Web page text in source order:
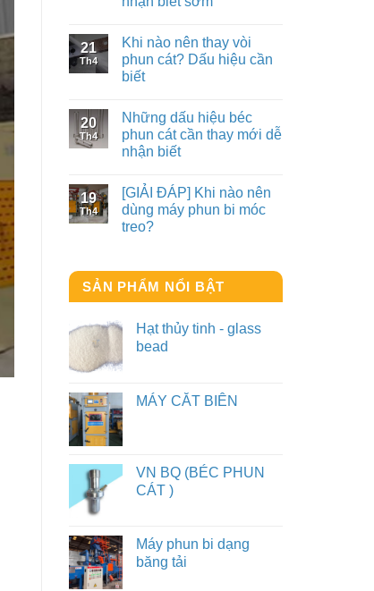
21
Th4
Khi nào nên thay vòi
phun cát? Dấu hiệu cần
biết
20
Th4
Những dấu hiệu béc
phun cát cần thay mới dễ
nhận biết
19
Th4
[GIẢI ĐÁP] Khi nào nên
dùng máy phun bi móc
treo?
SẢN PHẨM NỔI BẬT
Hạt thủy tinh - glass
bead
MÁY CẮT BIÊN
VN BQ (BÉC PHUN
CÁT )
Máy phun bi dạng
băng tải